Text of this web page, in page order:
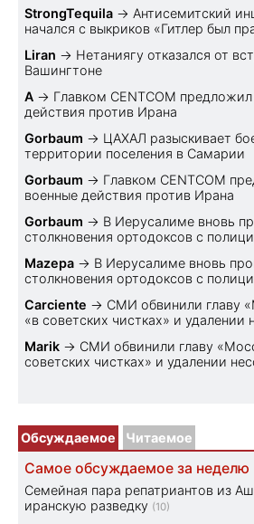
StrongTequila → Антисемитский
начался с выкриков «Гитлер был
Liran → Нетаниягу отказался от
Вашингтоне
A → Главком CENTCOM
действия против Ирана
Gorbaum → ЦАХАЛ разыскивает
территории поселения в Самарии
Gorbaum → Главком CENTCOM
военные действия против Ирана
Gorbaum → В Иерусалиме вновь
столкновения ортодоксов с
Mazepa → В Иерусалиме вновь
столкновения ортодоксов с
Carciente → СМИ обвинили главу
«в советских чистках» и удалении
Marik → СМИ обвинили главу
советских чистках» и удалении
Обсуждаемое Читаемое
Самое обсуждаемое за неделю
Семейная пара репатриантов из
иранскую разведку (10)